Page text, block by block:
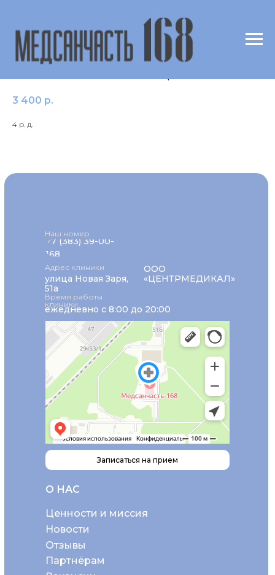
f216 Капуста белокочанная /Cabbage
3 400 р.
4 р. д.
О НАС
Ценности и миссия
Новости
+7 (383) 39-00-
168
Отзывы
Партнёрам
Наш номер
ежедневно с 8:00 до 20:00
Время работы
клиники
Адрес клиники
улица Новая Заря,
51а
ООО
«ЦЕНТРМЕДИКАЛ»
Записаться на прием